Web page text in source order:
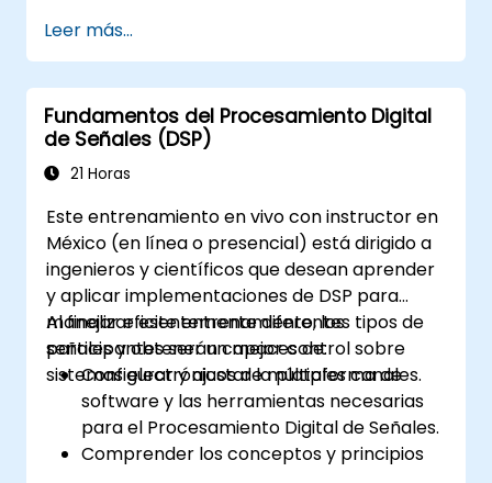
segmentación semántica.
Integrar sistemas de visión con otros
subsistemas de vehículos autónomos.
Aplicar técnicas de aprendizaje profundo
para tareas de percepción avanzadas.
Evaluar el rendimiento de modelos de
mundo real.
Leer más...
Fundamentos del Procesamiento Digital
de Señales (DSP)
21 Horas
Este entrenamiento en vivo con instructor en
México (en línea o presencial) está dirigido a
ingenieros y científicos que desean aprender
y aplicar implementaciones de DSP para
manejar eficientemente diferentes tipos de
señales y obtener un mejor control sobre
sistemas electrónicos de múltiples canales.
Al finalizar este entrenamiento, los
participantes serán capaces de:
Configurar y ajustar la plataforma de
software y las herramientas necesarias
para el Procesamiento Digital de Señales.
Comprender los conceptos y principios